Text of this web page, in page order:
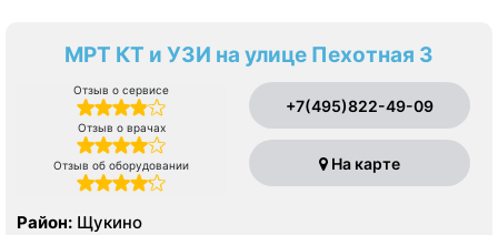
МРТ КТ и УЗИ на улице Пехотная 3
Отзыв о сервисе
Отзыв о врачах
Отзыв об оборудовании
+7(495)822-49-09
На карте
Район: Щукино